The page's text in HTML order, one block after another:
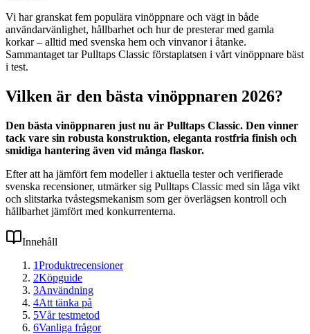
Vi har granskat fem populära vinöppnare och vägt in både
användarvänlighet, hållbarhet och hur de presterar med gamla
korkar – alltid med svenska hem och vinvanor i åtanke.
Sammantaget tar Pulltaps Classic förstaplatsen i vårt vinöppnare bäst
i test.
Vilken är den bästa vinöppnaren 2026?
Den bästa vinöppnaren just nu är Pulltaps Classic. Den vinner
tack vare sin robusta konstruktion, eleganta rostfria finish och
smidiga hantering även vid många flaskor.
Efter att ha jämfört fem modeller i aktuella tester och verifierade
svenska recensioner, utmärker sig Pulltaps Classic med sin låga vikt
och slitstarka tvåstegsmekanism som ger överlägsen kontroll och
hållbarhet jämfört med konkurrenterna.
Innehåll
1Produktrecensioner
2Köpguide
3Användning
4Att tänka på
5Vår testmetod
6Vanliga frågor